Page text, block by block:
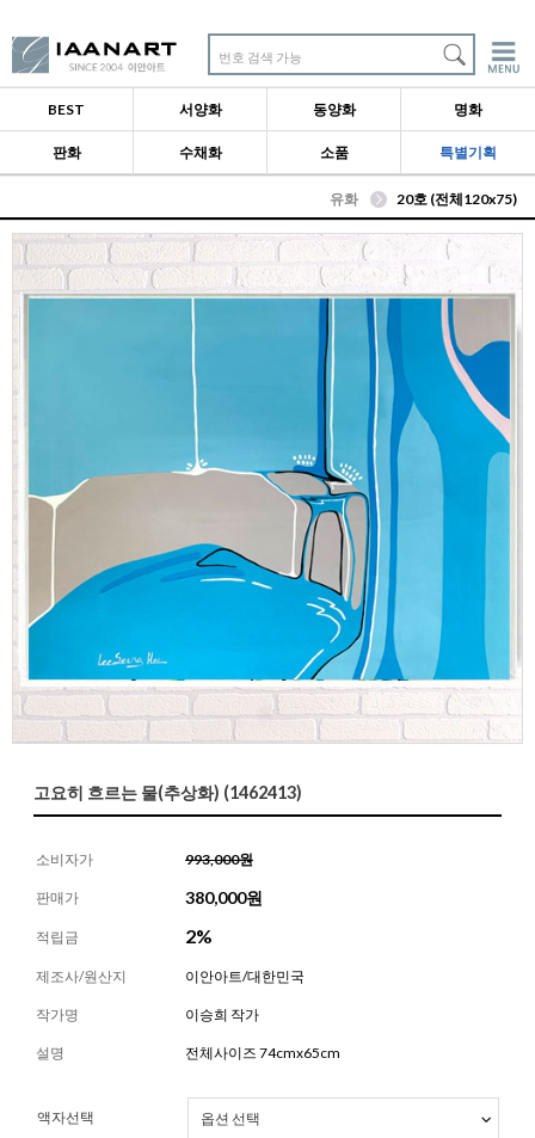
번호 검색 가능
BEST 서양화 동양화 명화
판화 수채화 소품 특별기획
유화 20호 (전체120x75)
고요히 흐르는 물(추상화) (1462413)
소비자가 993,000원
판매가 380,000원
적립금 2%
제조사/원산지 이안아트/대한민국
작가명 이승희 작가
설명 전체사이즈 74cmx65cm
액자선택